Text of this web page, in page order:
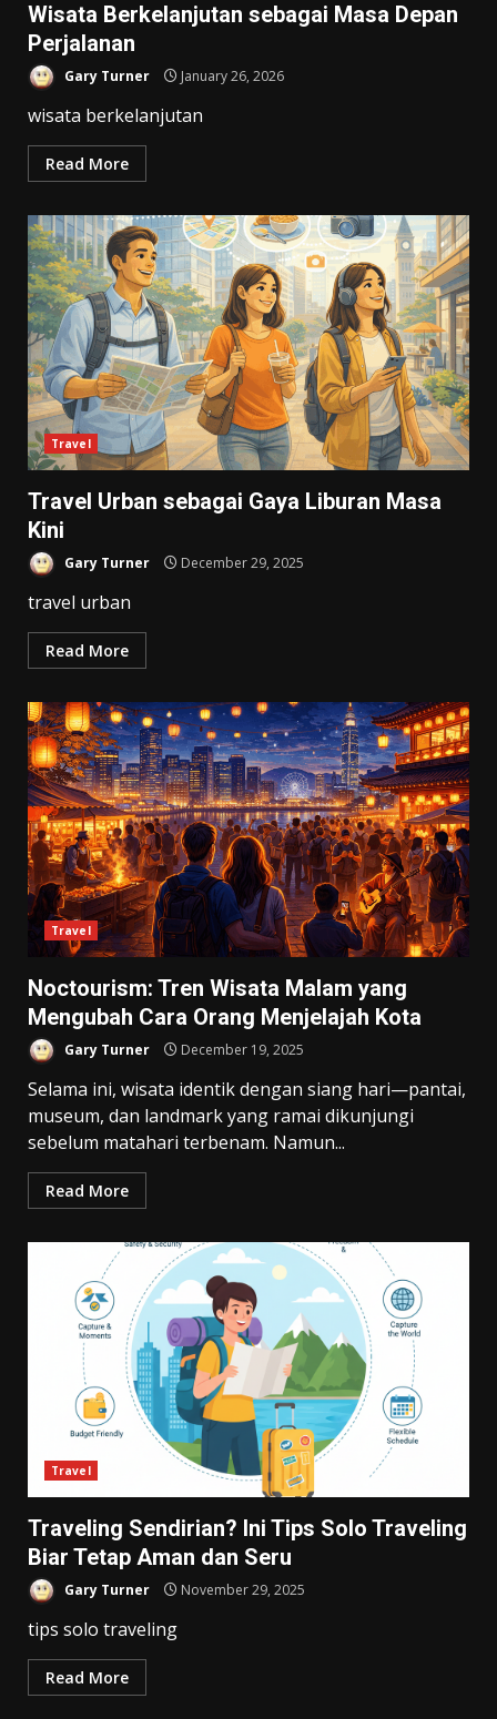
Wisata Berkelanjutan sebagai Masa Depan
Perjalanan
Gary Turner January 26, 2026
wisata berkelanjutan
Read More
Travel
Travel Urban sebagai Gaya Liburan Masa
Kini
Gary Turner December 29, 2025
travel urban
Read More
Travel
Noctourism: Tren Wisata Malam yang
Mengubah Cara Orang Menjelajah Kota
Gary Turner December 19, 2025
Selama ini, wisata identik dengan siang hari—pantai,
museum, dan landmark yang ramai dikunjungi
sebelum matahari terbenam. Namun...
Read More
Travel
Traveling Sendirian? Ini Tips Solo Traveling
Biar Tetap Aman dan Seru
Gary Turner November 29, 2025
tips solo traveling
Read More